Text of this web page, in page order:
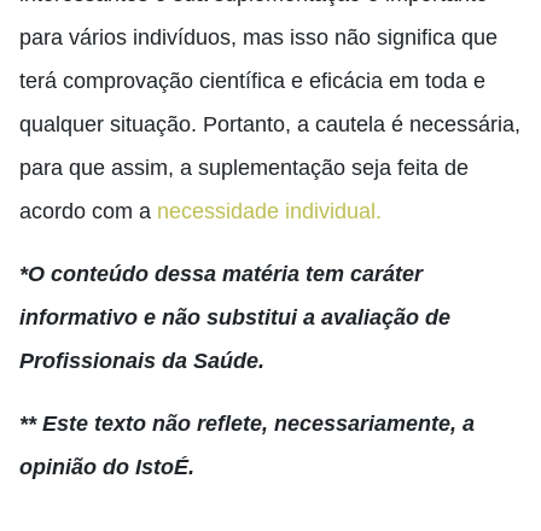
para vários indivíduos, mas isso não significa que
terá comprovação científica e eficácia em toda e
qualquer situação. Portanto, a cautela é necessária,
para que assim, a suplementação seja feita de
acordo com a necessidade individual.
*O conteúdo dessa matéria tem caráter
informativo e não substitui a avaliação de
Profissionais da Saúde.
** Este texto não reflete, necessariamente, a
opinião do IstoÉ.